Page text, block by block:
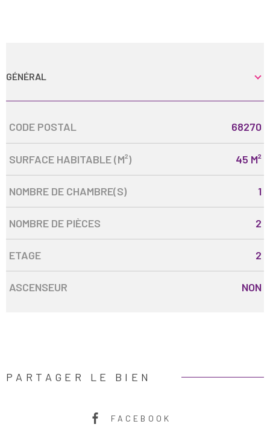
GÉNÉRAL
Caractérisque Valeurs
CODE POSTAL 68270
SURFACE HABITABLE (M²) 45 M²
NOMBRE DE CHAMBRE(S) 1
NOMBRE DE PIÈCES 2
ETAGE 2
ASCENSEUR NON
PARTAGER LE BIEN
FACEBOOK